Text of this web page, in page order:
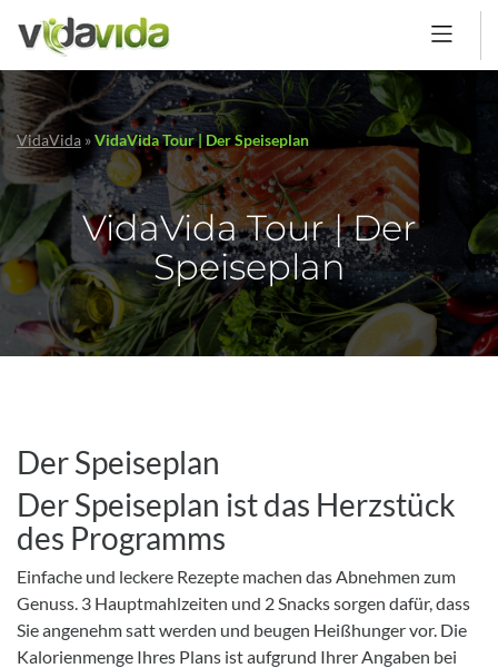
VidaVida »VidaVida Tour | Der Speiseplan
VidaVida Tour | Der
Speiseplan
Der Speiseplan
Der Speiseplan ist das Herzstück
des Programms
Einfache und leckere Rezepte machen das Abnehmen zum
Genuss. 3 Hauptmahlzeiten und 2 Snacks sorgen dafür, dass
Sie angenehm satt werden und beugen Heißhunger vor. Die
Kalorienmenge Ihres Plans ist aufgrund Ihrer Angaben bei